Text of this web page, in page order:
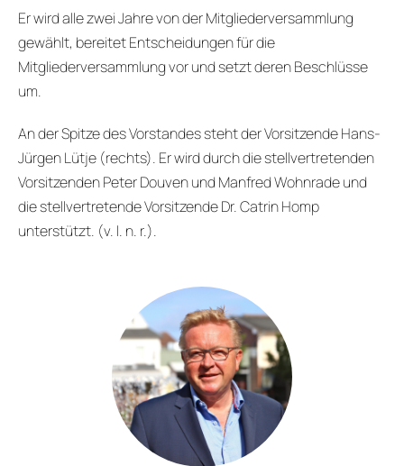
Er wird alle zwei Jahre von der Mitgliederversammlung
gewählt, bereitet Entscheidungen für die
Mitgliederversammlung vor und setzt deren Beschlüsse
um.
An der Spitze des Vorstandes steht der Vorsitzende Hans-
Jürgen Lütje (rechts). Er wird durch die stellvertretenden
Vorsitzenden Peter Douven und Manfred Wohnrade und
die stellvertretende Vorsitzende Dr. Catrin Homp
unterstützt. (v. l. n. r.).